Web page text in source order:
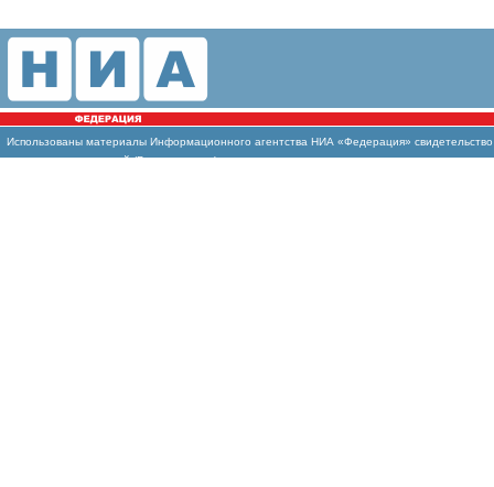
Использованы материалы Информационного агентства НИА «Федерация»
массовых коммуникаций (Роскомнадзор)